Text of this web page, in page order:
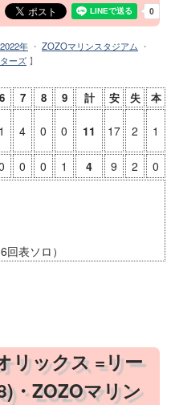
2022年 ・ ZOZOマリンスタジアム ・
ーズ 】
6 7 8 9 計 安 失 本
1 4 0 0 11 17 2 1
0 0 1 4 9 2
0
表ソロ）
ックス =リー
・ZOZOマリン